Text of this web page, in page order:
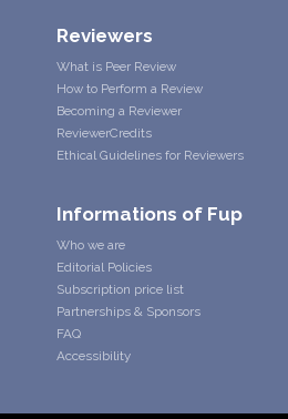
Reviewers
What is Peer Review
How to Perform a Review
Becoming a Reviewer
ReviewerCredits
Ethical Guidelines for Reviewers
Informations of Fup
Who we are
Editorial Policies
Subscription price list
Partnerships & Sponsors
FAQ
Accessibility